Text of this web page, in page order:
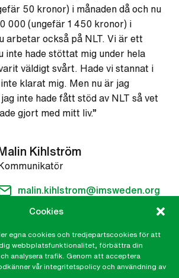
Cookies
egna cookies och tredjepartscookies för att
webbplatsfunktionalitet, förbättra din
analysera trafik. Genom att acceptera
vår integritetspolicy och användning av
50 kronor) i månaden då och nu
000 (ungefär 1 450 kronor) i
arbetar också på NLT. Vi är ett
inte hade stöttat mig under hela
väldigt svårt. Hade vi stannat i
klarat mig. Men nu är jag
inte hade fått stöd av NLT så vet
gjort med mitt liv.”
Malin Kihlström
Kommunikatör
malin.kihlstrom@imsweden.org